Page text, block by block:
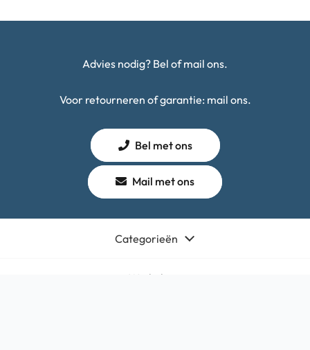
Advies nodig? Bel of mail ons.
Voor retourneren of garantie: mail ons.
Bel met ons
Mail met ons
Categorieën
Winkel